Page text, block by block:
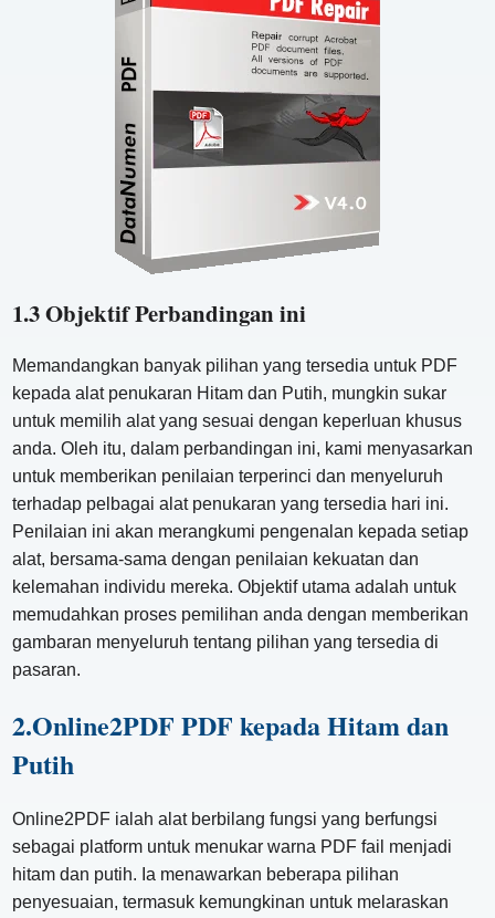
1.3 Objektif Perbandingan ini
Memandangkan banyak pilihan yang tersedia untuk PDF
kepada alat penukaran Hitam dan Putih, mungkin sukar
untuk memilih alat yang sesuai dengan keperluan khusus
anda. Oleh itu, dalam perbandingan ini, kami menyasarkan
untuk memberikan penilaian terperinci dan menyeluruh
terhadap pelbagai alat penukaran yang tersedia hari ini.
Penilaian ini akan merangkumi pengenalan kepada setiap
alat, bersama-sama dengan penilaian kekuatan dan
kelemahan individu mereka. Objektif utama adalah untuk
memudahkan proses pemilihan anda dengan memberikan
gambaran menyeluruh tentang pilihan yang tersedia di
pasaran.
2.Online2PDF PDF kepada Hitam dan
Putih
Online2PDF ialah alat berbilang fungsi yang berfungsi
sebagai platform untuk menukar warna PDF fail menjadi
hitam dan putih. Ia menawarkan beberapa pilihan
penyesuaian, termasuk kemungkinan untuk melaraskan